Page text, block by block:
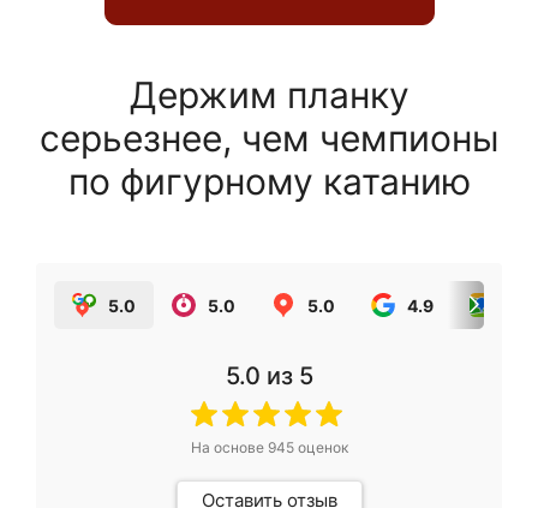
Держим планку
серьезнее, чем чемпионы
по фигурному катанию
5.0 5.0 5.0 4.9
5.0 из 5
На основе 945оценок
Оставить отзыв